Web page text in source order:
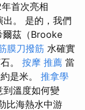
首次亮相
出。 是的，我們
爾茲（Brooke
膜刀撥筋 水確實
。 按摩 推薦 當
是米。 推拿學
到溫度如何變
比海熱水中游